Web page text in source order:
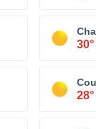
30°
28°